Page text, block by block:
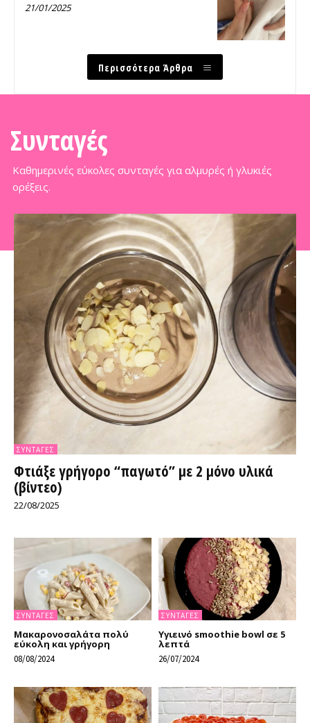
21/01/2025
Περισσότερα Άρθρα
Συνταγές
Καθημερινές εύκολες συνταγές για αλμυρές ή γλυκιές
ορέξεις.
ΣΥΝΤΑΓΈΣ
Φτιάξε γρήγορο “παγωτό” με 2 μόνο υλικά
(βίντεο)
22/08/2025
ΣΥΝΤΑΓΈΣ
Μακαρονοσαλάτα πολύ
εύκολη και γρήγορη
08/08/2024
ΣΥΝΤΑΓΈΣ
Υγιεινό smoothie bowl σε 5
λεπτά
26/07/2024